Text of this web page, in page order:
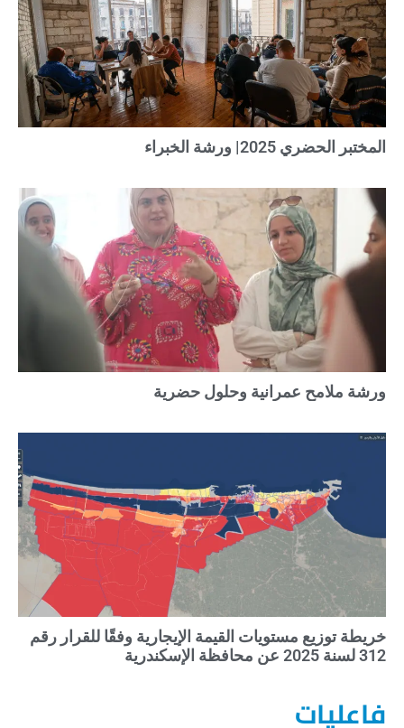
المختبر الحضري 2025| ورشة الخبراء
ورشة ملامح عمرانية وحلول حضرية
خريطة توزيع مستويات القيمة الإيجارية وفقًا للقرار رقم
312 لسنة 2025 عن محافظة الإسكندرية
فاعليات